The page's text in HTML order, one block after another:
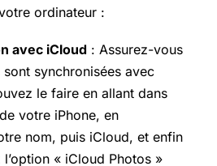
ordinateur :
avec iCloud : Assurez-vous
synchronisées avec
le faire en allant dans
votre iPhone, en
nom, puis iCloud, et enfin
« iCloud Photos »